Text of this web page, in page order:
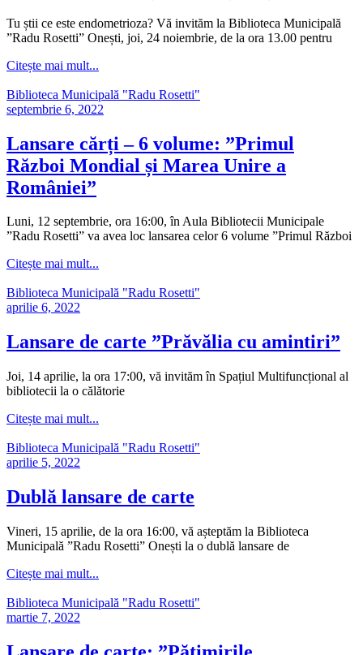
Tu știi ce este endometrioza? Vă invităm la Biblioteca Municipală
”Radu Rosetti” Onești, joi, 24 noiembrie, de la ora 13.00 pentru
Citește mai mult...
Biblioteca Municipală "Radu Rosetti"
septembrie 6, 2022
Lansare cărți – 6 volume: ”Primul
Război Mondial și Marea Unire a
României”
Luni, 12 septembrie, ora 16:00, în Aula Bibliotecii Municipale
”Radu Rosetti” va avea loc lansarea celor 6 volume ”Primul Război
Citește mai mult...
Biblioteca Municipală "Radu Rosetti"
aprilie 6, 2022
Lansare de carte ”Prăvălia cu amintiri”
Joi, 14 aprilie, la ora 17:00, vă invităm în Spațiul Multifuncțional al
bibliotecii la o călătorie
Citește mai mult...
Biblioteca Municipală "Radu Rosetti"
aprilie 5, 2022
Dublă lansare de carte
Vineri, 15 aprilie, de la ora 16:00, vă așteptăm la Biblioteca
Municipală ”Radu Rosetti” Onești la o dublă lansare de
Citește mai mult...
Biblioteca Municipală "Radu Rosetti"
martie 7, 2022